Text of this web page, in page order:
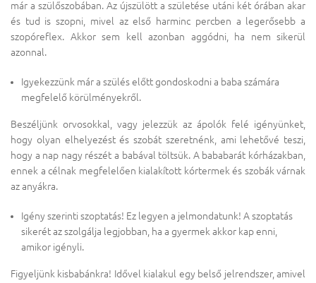
már a szülőszobában. Az újszülött a születése utáni két órában akar
és tud is szopni, mivel az első harminc percben a legerősebb a
szopóreflex. Akkor sem kell azonban aggódni, ha nem sikerül
azonnal.
Igyekezzünk már a szülés előtt gondoskodni a baba számára
megfelelő körülményekről.
Beszéljünk orvosokkal, vagy jelezzük az ápolók felé igényünket,
hogy olyan elhelyezést és szobát szeretnénk, ami lehetővé teszi,
hogy a nap nagy részét a babával töltsük. A bababarát kórházakban,
ennek a célnak megfelelően kialakított kórtermek és szobák várnak
az anyákra.
Igény szerinti szoptatás! Ez legyen a jelmondatunk! A szoptatás
sikerét az szolgálja legjobban, ha a gyermek akkor kap enni,
amikor igényli.
Figyeljünk kisbabánkra! Idővel kialakul egy belső jelrendszer, amivel